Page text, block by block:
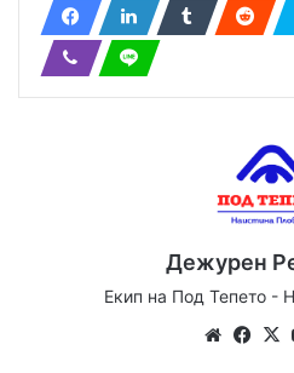
Дежурен
Екип на Под Тепето -
We Fa